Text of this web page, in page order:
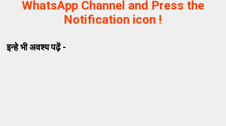
WhatsApp Channel and Press the
Notification icon !
इन्हे भी अवश्य पढ़ें -